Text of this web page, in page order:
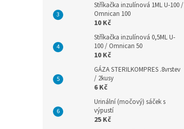
Stříkačka inzulínová 1ML U-100 /
Omnican 100
10 Kč
Stříkačka inzulínová 0,5ML U-
100 / Omnican 50
10 Kč
GÁZA STERILKOMPRES .8vrstev
/ 2kusy
6 Kč
Urinální (močový) sáček s
výpustí
25 Kč